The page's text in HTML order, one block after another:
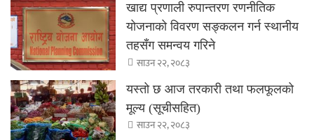
खाद्य प्रणाली रुपान्तरण रणनीतिक
योजनाको विवरण सङ्कलन गर्न स्थानीय
तहसँग समन्वय गरिने
साउन २२, २०८३
यस्तो छ आज तरकारी तथा फलफूलको
मूल्य (सूचीसहित)
साउन २२, २०८३